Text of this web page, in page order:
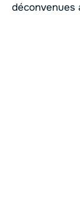
déconvenues